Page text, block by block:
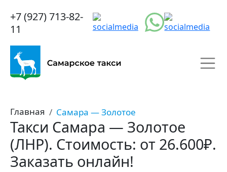
+7 (927) 713-82-
11
Главная Самара — Золотое
Такси Самара — Золотое
(ЛНР). Стоимость: от 26.600₽.
Заказать онлайн!